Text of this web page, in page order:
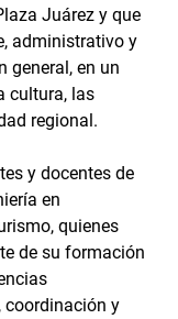
Juárez y que
administrativo y
general, en un
cultura, las
regional.
y docentes de
en
quienes
de su formación
coordinación y